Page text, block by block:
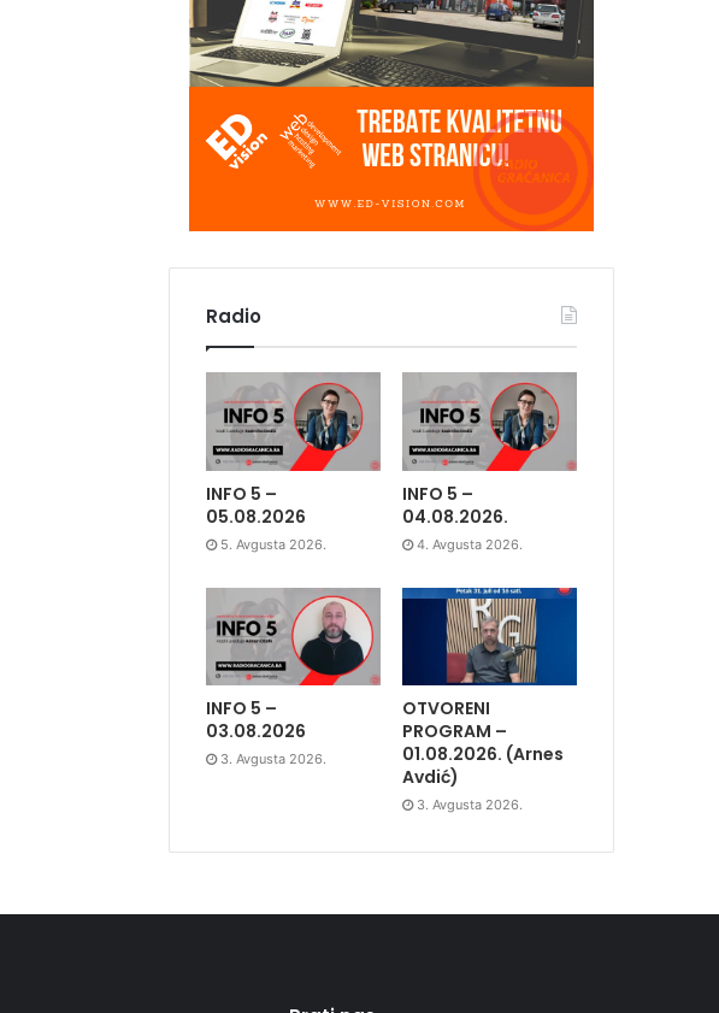
Radio
INFO 5 –
05.08.2026
5. Avgusta 2026.
INFO 5 –
04.08.2026.
4. Avgusta 2026.
INFO 5 –
03.08.2026
3. Avgusta 2026.
OTVORENI
PROGRAM –
01.08.2026. (Arnes
Avdić)
3. Avgusta 2026.